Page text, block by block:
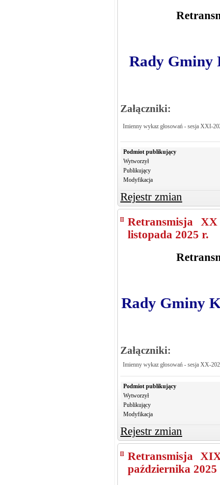
Rady Gminy
Załączniki:
Imienny wykaz głosowań - sesja XXI-
Podmiot publikujący
Wytworzył
Publikujący
Modyfikacja
Rejestr zmian
Retransmisja
listopada 2025 r.
Rady Gminy
Załączniki:
Imienny wykaz głosowań - sesja XX-
Podmiot publikujący
Wytworzył
Publikujący
Modyfikacja
Rejestr zmian
Retransmisja
października 2025